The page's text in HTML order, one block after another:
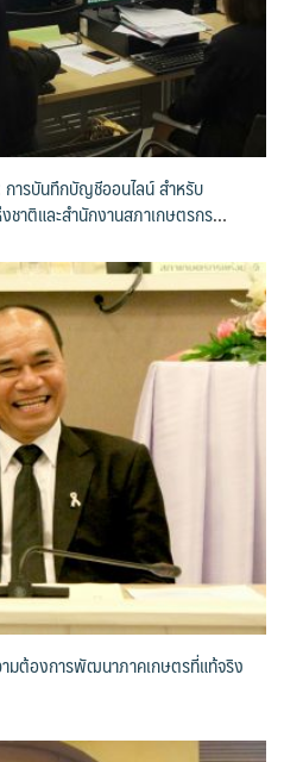
ารบันทึกบัญชีออนไลน์ สำหรับ
าติและสำนักงานสภาเกษตรกร
มต้องการพัฒนาภาคเกษตรที่แท้จริง